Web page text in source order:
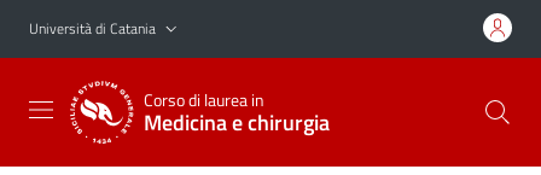
Vai al contenuto principale
Vai al menu di navigazione
Università di Catania
Corso di laurea in
Medicina e chirurgia